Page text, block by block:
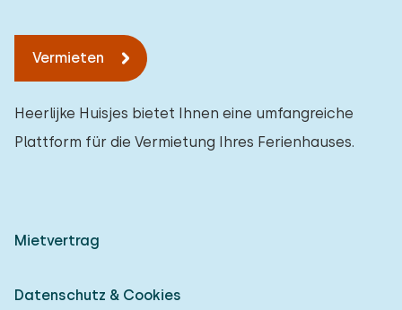
Vermieten
Heerlijke Huisjes bietet Ihnen eine umfangreiche
Plattform für die Vermietung Ihres Ferienhauses.
Mietvertrag
Datenschutz & Cookies